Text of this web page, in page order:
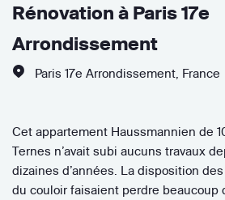
Rénovation à Paris 17e
Arrondissement
Paris 17e Arrondissement France
Cet appartement Haussmannien de
Ternes n’avait subi aucuns travaux
dizaines d’années. La disposition
du couloir faisaient perdre beaucoup